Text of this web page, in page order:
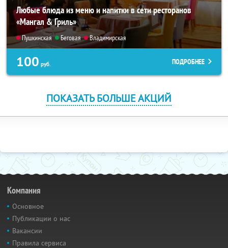
Любые блюда из меню и напитки в сети ресторанов
«Мангал & Гриль»
Пушкинская Беговая Владимирская
100 руб. ПОДРОБНЕЕ
ПОКАЗАТЬ БОЛЬШЕ АКЦИЙ
Компания
Основное
Публикации о нас
Вакансии
Правила сервиса